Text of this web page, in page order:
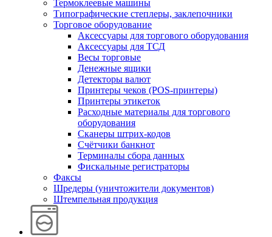
Термоклеевые машины
Типографические степлеры, заклепочники
Торговое оборудование
Аксессуары для торгового оборудования
Аксессуары для ТСД
Весы торговые
Денежные ящики
Детекторы валют
Принтеры чеков (POS-принтеры)
Принтеры этикеток
Расходные материалы для торгового
оборудования
Сканеры штрих-кодов
Счётчики банкнот
Терминалы сбора данных
Фискальные регистраторы
Факсы
Шредеры (уничтожители документов)
Штемпельная продукция